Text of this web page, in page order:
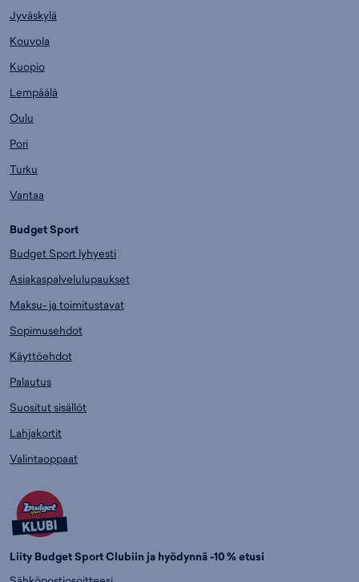
Jyväskylä
Kouvola
Kuopio
Lempäälä
Oulu
Pori
Turku
Vantaa
Budget Sport
Budget Sport lyhyesti
Asiakaspalvelulupaukset
Maksu- ja toimitustavat
Sopimusehdot
Käyttöehdot
Palautus
Suositut sisällöt
Lahjakortit
Valintaoppaat
Liity Budget Sport Clubiin ja hyödynnä -10 % etusi